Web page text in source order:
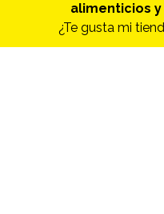
alimenticios
¿Te gusta mi